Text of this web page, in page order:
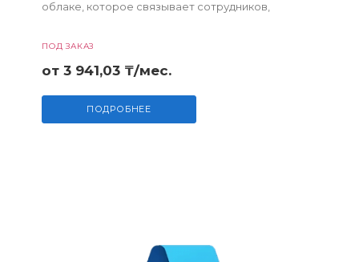
облаке, которое связывает сотрудников,
ПОД ЗАКАЗ
от 3 941,03 ₸/мес.
ПОДРОБНЕЕ